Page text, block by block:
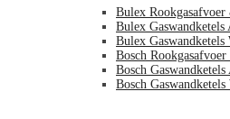
Bulex Rookgasafvoer
Bulex
Bulex
Bosch
Bosch
Bosch